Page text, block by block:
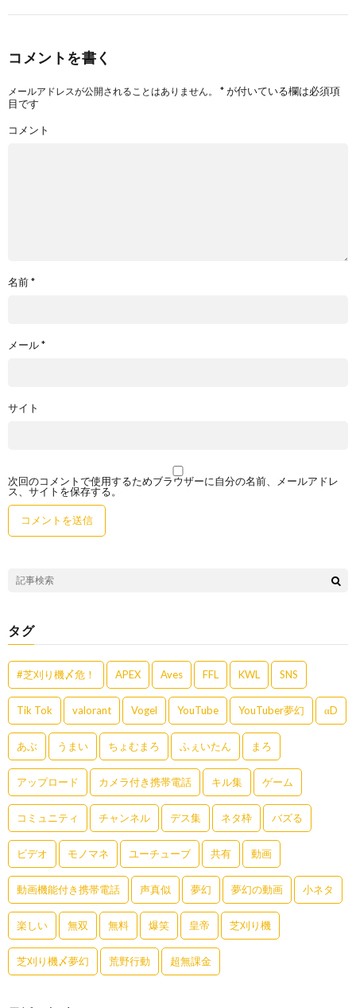
コメントを書く
メールアドレスが公開されることはありません。 *が付いている欄は必須項
目です
コメント
名前*
メール*
サイト
次回のコメントで使用するためブラウザーに自分の名前、メールアドレ
ス、サイトを保存する。
タグ
#芝刈り機〆危！ APEX Aves FFL KWL SNS
Tik Tok valorant Vogel YouTube YouTuber夢幻 αD
あぶ うまい ちょむまろ ふぇいたん まろ
アップロード カメラ付き携帯電話 キル集 ゲーム
コミュニティ チャンネル デス集 ネタ枠 バズる
ビデオ モノマネ ユーチューブ 共有 動画
動画機能付き携帯電話 声真似 夢幻 夢幻の動画 小ネタ
楽しい 無双 無料 爆笑 皇帝 芝刈り機
芝刈り機〆夢幻 荒野行動 超無課金